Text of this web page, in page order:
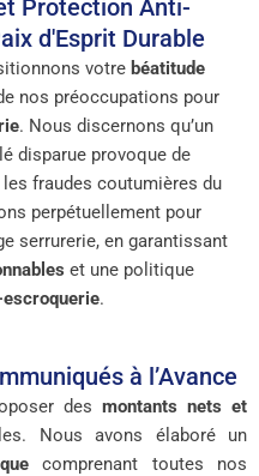
Protection Anti-
d'Esprit Durable
votre béatitude
nos préoccupations pour
. Nous discernons qu’un
disparue provoque de
les fraudes coutumières du
perpétuellement pour
serrurerie, en garantissant
et une politique
.
à l’Avance
des montants nets et
Nous avons élaboré un
comprenant toutes nos